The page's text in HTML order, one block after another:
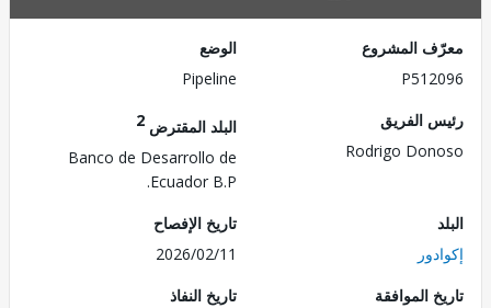
المشروع
الفريق
Rodrigo
البلد المقترض
Banco de Desarrollo de
Ecuador B.P.
تاريخ الإفصاح
2026/02/11
الموافقة
تاريخ النفاذ